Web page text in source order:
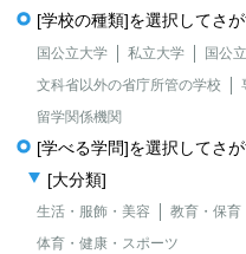
[学校の種類]を選択してさ
国公立大学 私立大学 国公
文科省以外の省庁所管の学校
留学関係機関
[学べる学問]を選択してさ
[大分類]
生活・服飾・美容 教育・保育
体育・健康・スポーツ